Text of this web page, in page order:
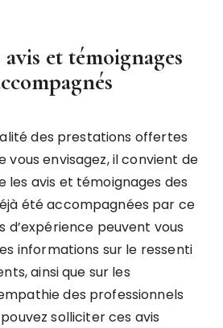
et témoignages
des prestations offertes
vous envisagez, il convient de
avis et témoignages des
été accompagnées par ce
d’expérience peuvent vous
informations sur le ressenti
ainsi que sur les
des professionnels
solliciter ces avis